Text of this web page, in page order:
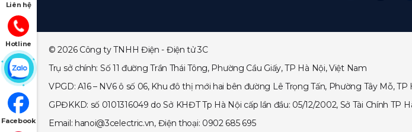
Liên hệ
Hotline
Facebook
© 2026 Công ty TNHH Điện - Điện tử 3C
Trụ sở chính: Số 11 đường Trần Thái Tông, Phường Cầu Giấy, TP Hà Nội, Việt Nam
VPGD: A16 – NV6 ô số 06, Khu đô thị mới hai bên đường Lê Trọng Tấn, Phường Tây Mỗ, TP
GPĐKKD: số 0101316049 do Sở KHĐT Tp Hà Nội cấp lần đầu: 05/12/2002, Sở Tài Chính TP
Email: hanoi@3celectric.vn, Điện thoại: 0902 685 695